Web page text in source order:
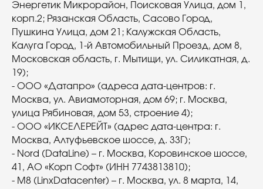
Энергетик Микрорайон, Поисковая Улица, дом 1,
корп.2; Рязанская Область, Сасово Город,
Пушкина Улица, дом 21; Калужская Область,
Калуга Город, 1-й Автомобильный Проезд, дом 8,
Московская область, г. Мытищи, ул. Силикатная, д.
19);
- ООО «Датапро» (адреса дата-центров: г.
Москва, ул. Авиамоторная, дом 69; г. Москва,
улица Рябиновая, дом 53, строение 4);
- ООО «ИКСЕЛЕРЕЙТ» (адрес дата-центра: г.
Москва, Алтуфьевское шоссе, д. 33Г);
- Nord (DataLine) – г. Москва, Коровинское шоссе,
41, АО «Корп Софт» (ИНН 7743813810);
- М8 (LinxDatacenter) – г. Москва, ул. 8 марта, 14,